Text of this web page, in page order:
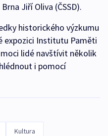
Jiří Oliva (ČSSD).
historického výzkumu
expozici Institutu Paměti
lidé navštívit několik
i pomocí
Kultura